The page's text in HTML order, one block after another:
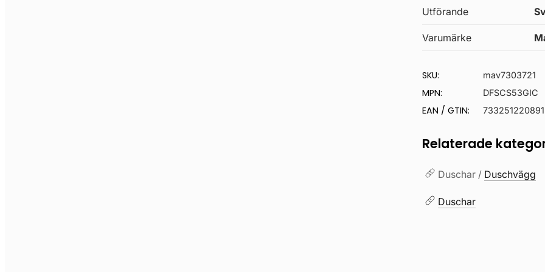
Utförande
Varumärke
SKU: mav7303721
MPN: DFSCS53GIC
EAN / GTIN:
Relaterade
Duschar / Duschvägg
Duschar